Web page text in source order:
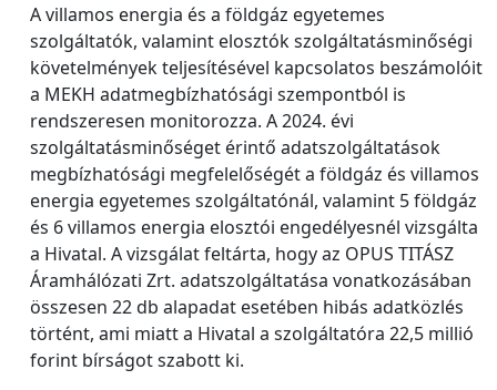
A villamos energia és a földgáz egyetemes
szolgáltatók, valamint elosztók szolgáltatásminőségi
követelmények teljesítésével kapcsolatos beszámolóit
a MEKH adatmegbízhatósági szempontból is
rendszeresen monitorozza. A 2024. évi
szolgáltatásminőséget érintő adatszolgáltatások
megbízhatósági megfelelőségét a földgáz és villamos
energia egyetemes szolgáltatónál, valamint 5 földgáz
és 6 villamos energia elosztói engedélyesnél vizsgálta
a Hivatal. A vizsgálat feltárta, hogy az OPUS TITÁSZ
Áramhálózati Zrt. adatszolgáltatása vonatkozásában
összesen 22 db alapadat esetében hibás adatközlés
történt, ami miatt a Hivatal a szolgáltatóra 22,5 millió
forint bírságot szabott ki.